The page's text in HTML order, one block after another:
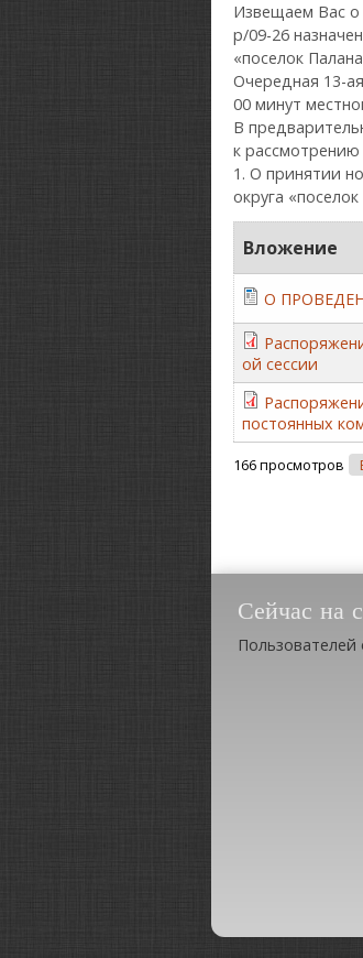
Извещаем Вас о
р/09-26
«поселок
Очередная 13-
00 минут
В
к
1. О принятии
округа
Вложение
О
ой сессии
постоянных
166 просмотров
Сейчас на
Пользователей